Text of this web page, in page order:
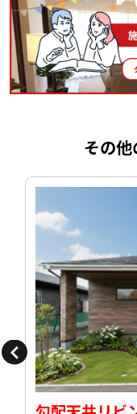
その